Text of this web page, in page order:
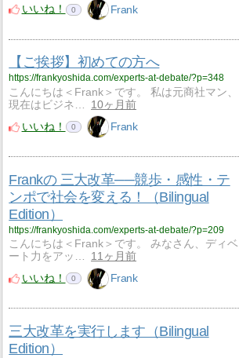
いいね！
0 Frank
【ご挨拶】初めての方へ
https://frankyoshida.com/experts-at-debate/?p=348
こんにちは＜Frank＞です。 私は元商社マン、
現在はビジネ…
10ヶ月前
いいね！
0 Frank
Frankの 三大改革──競歩・感性・テ
ンポで社会を変える！（Bilingual
Edition）
https://frankyoshida.com/experts-at-debate/?p=209
こんにちは＜Frank＞です。 みなさん、ディベ
ート力をアッ…
11ヶ月前
いいね！
0 Frank
三大改革を実行します（Bilingual
Edition）